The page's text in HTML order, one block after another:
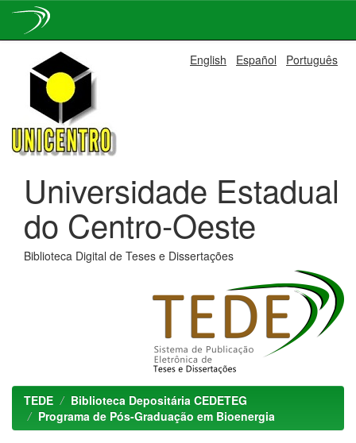
navigation
English Español Português
Universidade Estadual
do Centro-Oeste
Biblioteca Digital de Teses e Dissertações
TEDE
Biblioteca Depositária CEDETEG
Programa de Pós-Graduação em Bioenergia